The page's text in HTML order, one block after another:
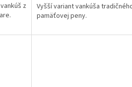
z
Vyšší variant vankúša
pamäťovej peny.